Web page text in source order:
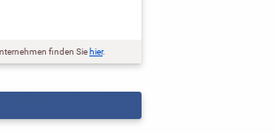
finden Sie hier.